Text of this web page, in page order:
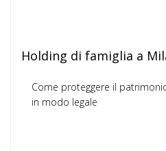
Holding di famiglia a
Come proteggere il
in modo legale